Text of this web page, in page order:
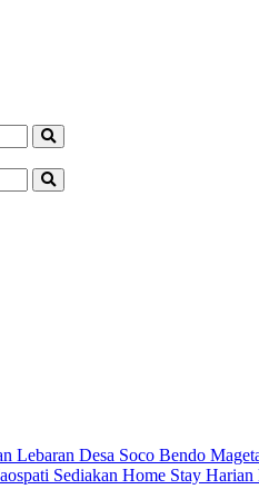
Lebaran Desa Soco Bendo
Sediakan Home Stay Harian